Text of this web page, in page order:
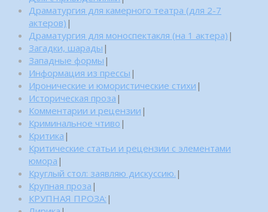
Драматургия для камерного театра (для 2-7
актеров) |
Драматургия для моноспектакля (на 1 актера) |
Загадки, шарады |
Западные формы |
Информация из прессы |
Иронические и юмористические стихи |
Историческая проза |
Комментарии и рецензии |
Криминальное чтиво |
Критика |
Критические статьи и рецензии с элементами
юмора |
Круглый стол: заявляю дискуссию. |
Крупная проза |
КРУПНАЯ ПРОЗА: |